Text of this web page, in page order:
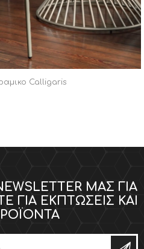
Calligaris
ΜΑΣ ΓΙΑ
ΕΚΠΤΏΣΕΙΣ ΚΑΙ